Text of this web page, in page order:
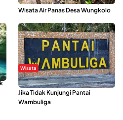
Wisata Air Panas Desa Wungkolo
Wisata
Berkunjung Ke Wakatobi, Nyesal
Jika Tidak Kunjungi Pantai
Wambuliga